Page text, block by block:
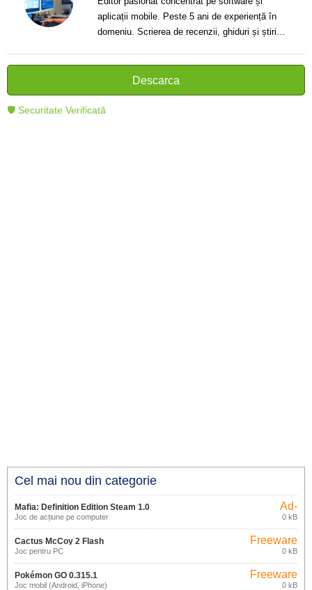
aplicații mobile. Peste 5 ani de experiență în
domeniu. Scrierea de recenzii, ghiduri și știri.
cititorii să înțeleagă și să folosească mai bine
tehnologia modernă.
Descarca
🛡 Securitate Verificată
Cel mai nou din categorie
Mafia: Definition Edition Steam 1.0
Joc de acțiune pe computer
Ad-
supported
0 kB
Cactus McCoy 2 Flash
Joc pentru PC
Freeware
0 kB
Pokémon GO 0.315.1
Joc mobil (Android, iPhone)
Freeware
0 kB